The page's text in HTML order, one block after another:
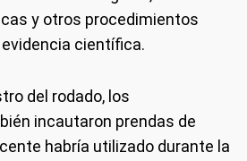
y otros procedimientos
científica.
del rodado, los
incautaron prendas de
habría utilizado durante la